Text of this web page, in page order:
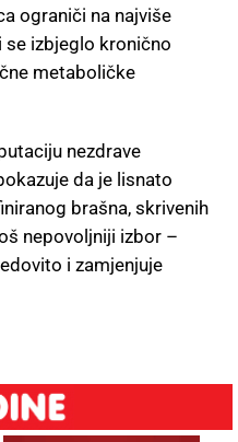
ograniči na najviše
se izbjeglo kronično
metaboličke
nezdrave
da je lisnato
brašna, skrivenih
nepovoljniji izbor –
i zamjenjuje